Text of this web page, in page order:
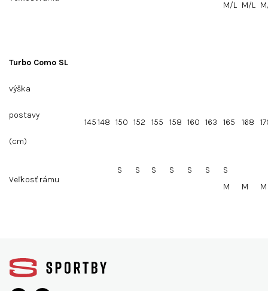
M/L M/L
Turbo Como SL
výška
postavy
(cm)
145148 150 152 155 158 160 163 165 168
Veľkosť rámu
S S S S S S
S
M
M M